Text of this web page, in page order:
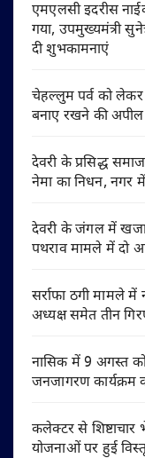
एमएलसी इदरीस
गया, उपमुख्यमंत्री
दी शुभकामनाएं
चेहल्लुम पर्व को लेकर
बनाए रखने की अपील
देवरी के प्रसिद्ध
नेमा का निधन, नगर
देवरी के जंगल में
पथराव मामले में दो
सर्राफा ठगी मामले
अध्यक्ष समेत तीन
नासिक में 9 अगस्त
जनजागरण कार्यक्रम
कलेक्टर से
योजनाओं पर हुई